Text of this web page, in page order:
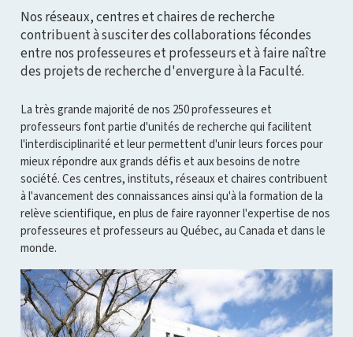
Nos réseaux, centres et chaires de recherche
contribuent à susciter des collaborations fécondes
entre nos professeures et professeurs et à faire naître
des projets de recherche d'envergure à la Faculté.
La très grande majorité de nos 250 professeures et
professeurs font partie d'unités de recherche qui facilitent
l'interdisciplinarité et leur permettent d'unir leurs forces pour
mieux répondre aux grands défis et aux besoins de notre
société. Ces centres, instituts, réseaux et chaires contribuent
à l'avancement des connaissances ainsi qu'à la formation de la
relève scientifique, en plus de faire rayonner l'expertise de nos
professeures et professeurs au Québec, au Canada et dans le
monde.